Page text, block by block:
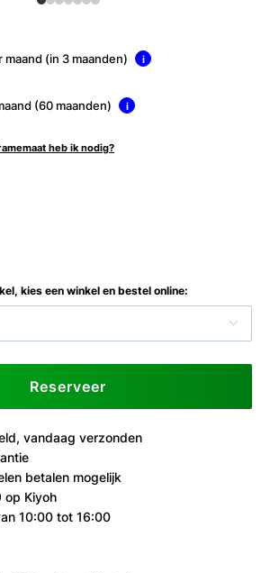
maand (in 3 maanden) i
(60 maanden) i
heb ik nodig?
kies een winkel en bestel online:
Reserveer
vandaag verzonden
betalen mogelijk
op Kiyoh
10:00 tot 16:00